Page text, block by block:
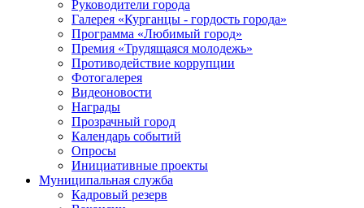
Руководители города
Галерея «Курганцы - гордость города»
Программа «Любимый город»
Премия «Трудящаяся молодежь»
Противодействие коррупции
Фотогалерея
Видеоновости
Награды
Прозрачный город
Календарь событий
Опросы
Инициативные проекты
Муниципальная служба
Кадровый резерв